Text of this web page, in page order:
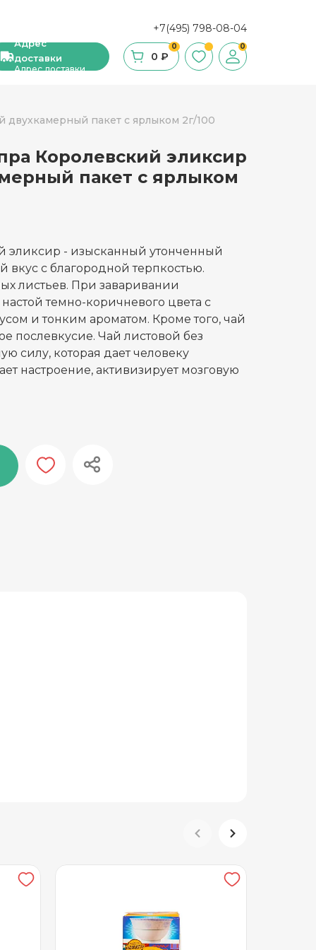
+7(495) 798-08-04
Адрес
доставки
Адрес доставки
0
0 ₽
0
пакет с ярлыком 2г/100
Королевский эликсир
пакет с ярлыком
эликсир - изысканный утонченный
с благородной терпкостью.
листьев. При заваривании
темно-коричневого цвета с
и тонким ароматом. Кроме того, чай
послевкусие. Чай листовой без
силу, которая дает человеку
настроение, активизирует мозговую
сухие завтраки, мюсли
и ингредиенты для выпечки
масло
и уксус